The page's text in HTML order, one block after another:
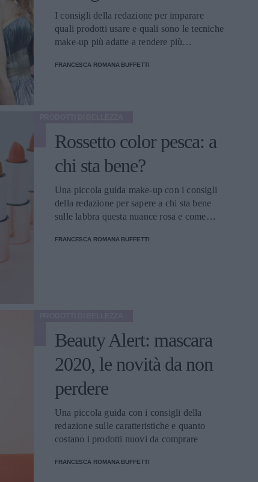
I consigli della redazione per imparare
quali prodotti usare e quali sono le tecniche
make-up più adatte a rendere più
FRANCESCA ROMANA BUFFETTI
Rossetto color pesca: a
chi sta bene?
Una piccola guida make-up con i consigli
della redazione per sapere a chi sta bene
sulle labbra questa nuance rosa e come
FRANCESCA ROMANA BUFFETTI
Beauty Alert: mascara
2020, le novità da non
perdere
Una piccola guida con i consigli della
redazione sulle caratteristiche e quanto
costano i prodotti nuovi da comprare
FRANCESCA ROMANA BUFFETTI